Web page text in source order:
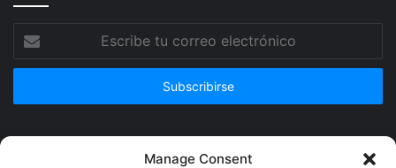
Manage Consent
correo